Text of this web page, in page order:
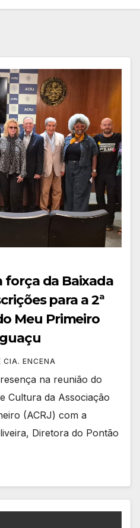
força da Baixada
para a 2ª
Meu Primeiro
CIA. ENCENA
na reunião do
Cultura da Associação
(ACRJ) com a
Diretora do Pontão